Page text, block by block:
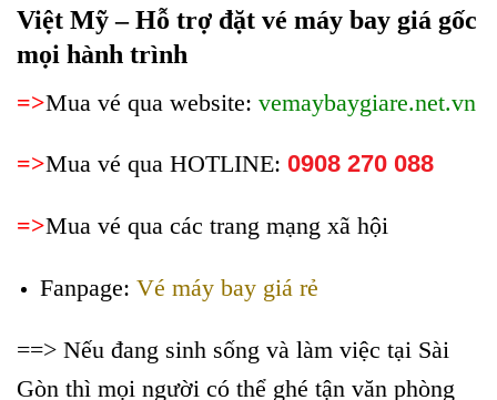
Việt Mỹ – Hỗ trợ đặt vé máy bay giá gốc
mọi hành trình
=>Mua vé qua website: vemaybaygiare.net.vn
=>Mua vé qua HOTLINE: 0908 270 088
=>Mua vé qua các trang mạng xã hội
Fanpage: Vé máy bay giá rẻ
==> Nếu đang sinh sống và làm việc tại Sài
Gòn thì mọi người có thể ghé tận văn phòng